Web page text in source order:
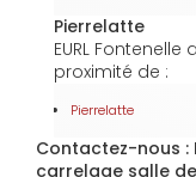
Pierrelatte
EURL
proximité de :
Pierrelatte
Contactez-nous :
carrelage salle